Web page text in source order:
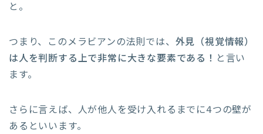
と。
つまり、このメラビアンの法則では、 外見（視覚情報）
は人を判断する上で非常に大きな要素である！ と言い
ます。
さらに言えば、人が他人を受け入れるまでに4つの壁が
あるといいます。